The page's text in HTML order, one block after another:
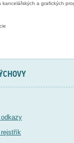
kancelářských a grafických
odkazy